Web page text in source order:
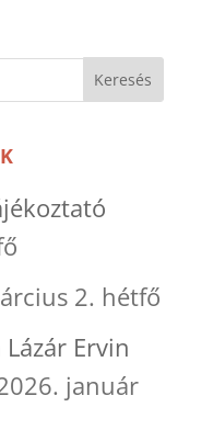
2. hétfő
Ervin
január